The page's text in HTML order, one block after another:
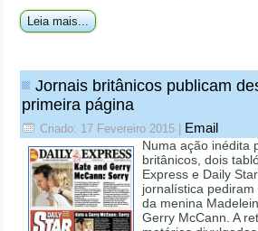
Leia mais...
Jornais britânicos publicam
primeira página
Criado: 17 Fevereiro 2015 Email
Numa ação inédita
britânicos, dois
Express e Daily
jornalística
da menina
Gerry McCann. A